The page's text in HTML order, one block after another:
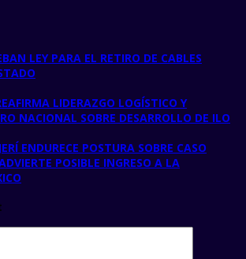
LEY PARA EL RETIRO DE CABLES
LIDERAZGO LOGÍSTICO Y
NACIONAL SOBRE DESARROLLO DE ILO
ENDURECE POSTURA SOBRE CASO
POSIBLE INGRESO A LA